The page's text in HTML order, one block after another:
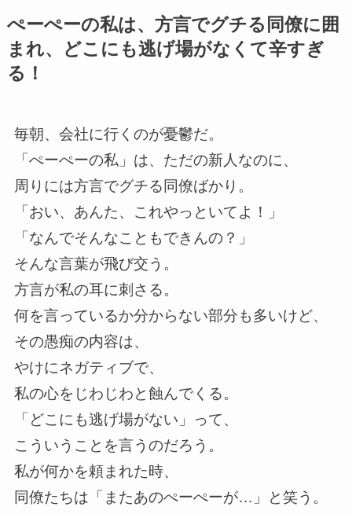
ぺーぺーの私は、方言でグチる同僚に囲
まれ、どこにも逃げ場がなくて辛すぎ
る！
毎朝、会社に行くのが憂鬱だ。
「ぺーぺーの私」は、ただの新人なのに、
周りには方言でグチる同僚ばかり。
「おい、あんた、これやっといてよ！」
「なんでそんなこともできんの？」
そんな言葉が飛び交う。
方言が私の耳に刺さる。
何を言っているか分からない部分も多いけど、
その愚痴の内容は、
やけにネガティブで、
私の心をじわじわと蝕んでくる。
「どこにも逃げ場がない」って、
こういうことを言うのだろう。
私が何かを頼まれた時、
同僚たちは「またあのぺーぺーが…」と笑う。